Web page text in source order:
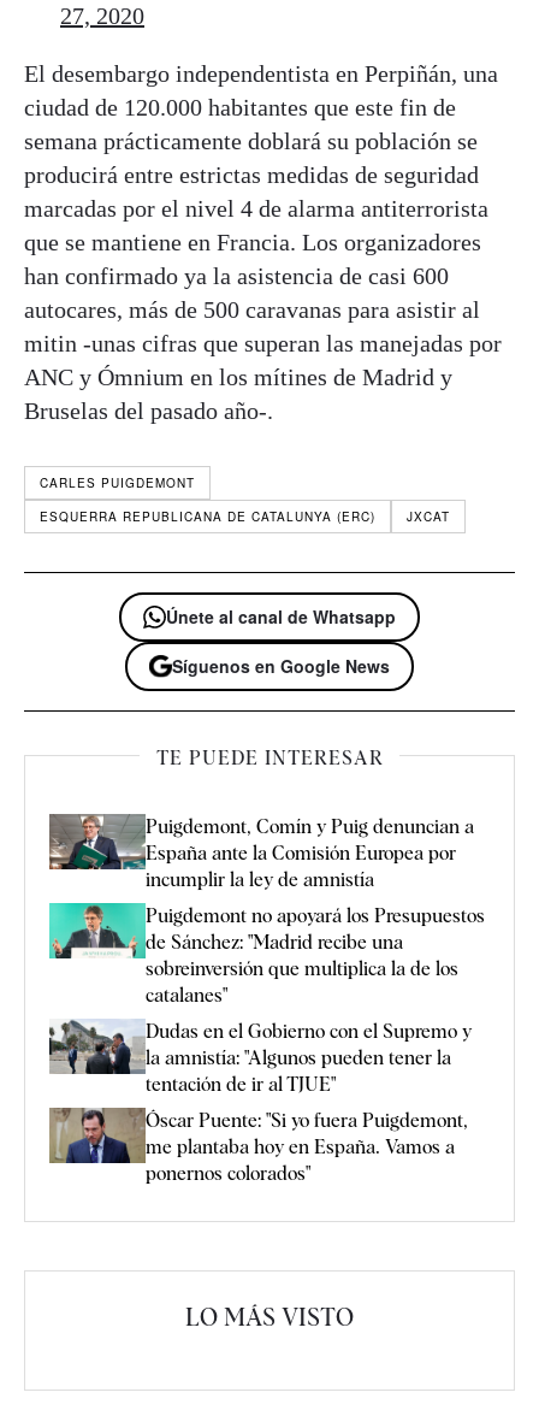
27, 2020
El desembargo independentista en Perpiñán, una
ciudad de 120.000 habitantes que este fin de
semana prácticamente doblará su población se
producirá entre estrictas medidas de seguridad
marcadas por el nivel 4 de alarma antiterrorista
que se mantiene en Francia. Los organizadores
han confirmado ya la asistencia de casi 600
autocares, más de 500 caravanas para asistir al
mitin -unas cifras que superan las manejadas por
ANC y Ómnium en los mítines de Madrid y
Bruselas del pasado año-.
CARLES PUIGDEMONT
ESQUERRA REPUBLICANA DE CATALUNYA (ERC)
JXCAT
Únete al canal de Whatsapp
Síguenos en Google News
TE PUEDE INTERESAR
Puigdemont, Comín y Puig denuncian a
España ante la Comisión Europea por
incumplir la ley de amnistía
Puigdemont no apoyará los Presupuestos
de Sánchez: "Madrid recibe una
sobreinversión que multiplica la de los
catalanes"
Dudas en el Gobierno con el Supremo y
la amnistía: "Algunos pueden tener la
tentación de ir al TJUE"
Óscar Puente: "Si yo fuera Puigdemont,
me plantaba hoy en España. Vamos a
ponernos colorados"
LO MÁS VISTO